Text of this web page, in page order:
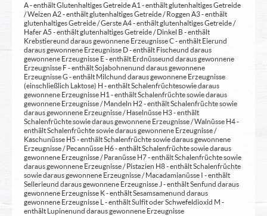
A - enthält Glutenhaltiges Getreide A1 - enthält glutenhaltiges Getreide
/ Weizen A2 - enthält glutenhaltiges Getreide / Roggen A3 - enthält
glutenhaltiges Getreide / Gerste A4 - enthält glutenhaltiges Getreide /
Hafer A5 - enthält glutenhaltiges Getreide / Dinkel B - enthält
Krebstiere und daraus gewonnene Erzeugnisse C - enthält Eier und
daraus gewonnene Erzeugnisse D - enthält Fische und daraus
gewonnene Erzeugnisse E - enthält Erdnüsse und daraus gewonnene
Erzeugnisse F - enthält Sojabohnen und daraus gewonnene
Erzeugnisse G - enthält Milch und daraus gewonnene Erzeugnisse
(einschließlich Laktose) H - enthält Schalenfrüchte sowie daraus
gewonnene Erzeugnisse H1 - enthält Schalenfrüchte sowie daraus
gewonnene Erzeugnisse / Mandeln H2 - enthält Schalenfrüchte sowie
daraus gewonnene Erzeugnisse / Haselnüsse H3 - enthält
Schalenfrüchte sowie daraus gewonnene Erzeugnisse / Walnüsse H4 -
enthält Schalenfrüchte sowie daraus gewonnene Erzeugnisse /
Kaschunüsse H5 - enthält Schalenfrüchte sowie daraus gewonnene
Erzeugnisse / Pecannüsse H6 - enthält Schalenfrüchte sowie daraus
gewonnene Erzeugnisse / Paranüsse H7 - enthält Schalenfrüchte sowie
daraus gewonnene Erzeugnisse / Pistazien H8 - enthält Schalenfrüchte
sowie daraus gewonnene Erzeugnisse / Macadamianüsse I - enthält
Sellerie und daraus gewonnene Erzeugnisse J - enthält Senf und daraus
gewonnene Erzeugnisse K - enthält Sesamsamen und daraus
gewonnene Erzeugnisse L - enthält Sulfit oder Schwefeldioxid M -
enthält Lupinen und daraus gewonnene Erzeugnisse